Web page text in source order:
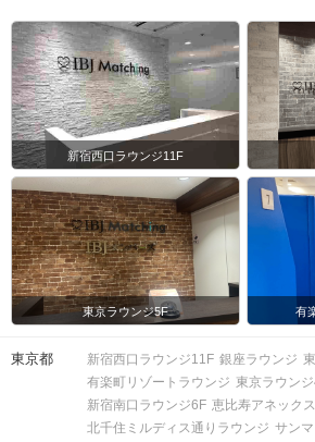
新宿西口ラウンジ11F
東京ラウンジ5F 有
東京都 新宿西口ラウンジ11F 銀座ラウンジ
有楽町リゾートラウンジ 東京ラウン
新宿南口ラウンジ6F 恵比寿アネックス
北千住ミルディス通りラウンジ サン